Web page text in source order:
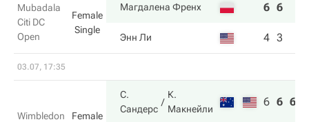
Mubadala
Citi DC
Open
Female
Single
Магдалена Френх 6 6
Энн Ли 4 3
03.07, 17:35
Wimbledon
Female
С.
Сандерс
К.
Макнейли
6 6 6